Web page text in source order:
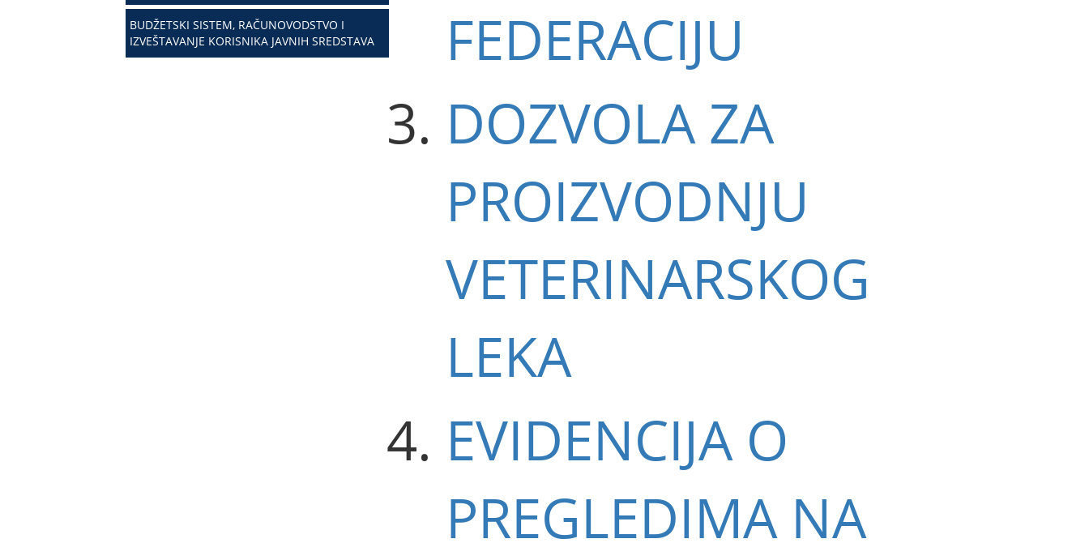
BUDŽETSKI SISTEM, RAČUNOVODSTVO I
IZVEŠTAVANJE KORISNIKA JAVNIH SREDSTAVA
FEDERACIJU
DOZVOLA ZA
PROIZVODNJU
VETERINARSKOG
LEKA
EVIDENCIJA O
PREGLEDIMA NA